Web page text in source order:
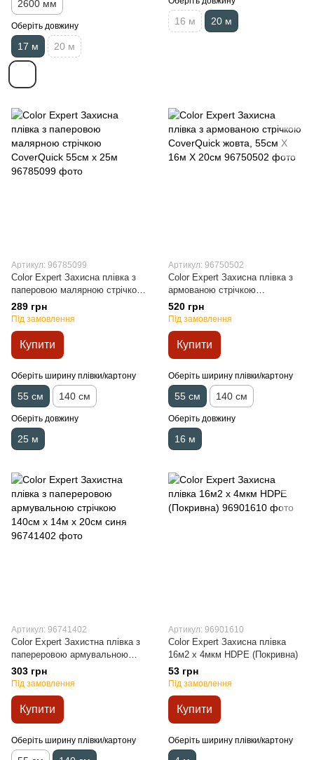
2600 мм
Оберіть довжину
17 м 20 м
16 м 20 м
Артикул: 96785099
Color Expert Захисна плівка з
паперовою малярною стрічкою
CoverQuick 55cм x 25м
289 грн
Під замовлення
Купити
Оберіть ширину плівки/картону
55 см 140 см
Оберіть довжину
25 м
Артикул: 96750502
Color Expert Захисна плівка з
армованою стрічкою
CoverQuick жовта, 55см Х 16м
Х 20см
520 грн
Під замовлення
Купити
Оберіть ширину плівки/картону
55 см 140 см
Оберіть довжину
16 м
Артикул: 96741402
Color Expert Захистна плівка з
папереровою армувальною
стрічкою 140см x 14м х 20см
синя
303 грн
Під замовлення
Купити
Оберіть ширину плівки/картону
Артикул: 96901610
Color Expert Захисна плівка
16м2 х 4мкм HDPE (Покривна)
53 грн
Під замовлення
Купити
Оберіть ширину плівки/картону